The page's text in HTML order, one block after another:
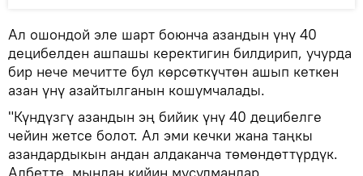
Ал ошондой эле шарт боюнча азандын үнү 40
децибелден ашпашы керектигин билдирип, учурда
бир нече мечитте бул көрсөткүчтөн ашып кеткен
азан үнү азайтылганын кошумчалады.
"Күндүзгү азандын эң бийик үнү 40 децибелге
чейин жетсе болот. Ал эми кечки жана таңкы
азандардыкын андан алдаканча төмөндөттүрдүк.
Албетте, мындан кийин мусулмандар